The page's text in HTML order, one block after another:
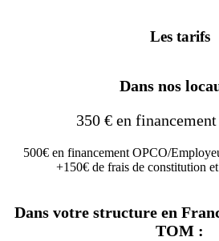
Les tarifs
Dans nos
350 € en
500€ en financement OPCO/
+150€ de frais de constitution
Dans votre structure en
TOM :